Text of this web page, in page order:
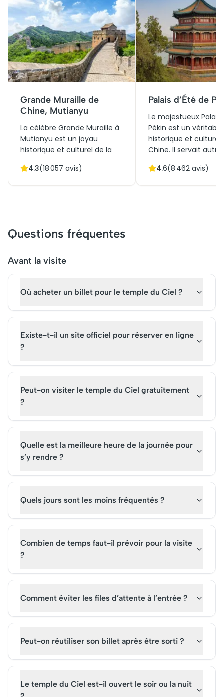
Grande Muraille de
Chine, Mutianyu
La célèbre Grande Muraille à
Mutianyu est un joyau
historique et culturel de la
architecture
invasions, elle est aujourd'hui
une attraction touristique
peuvent acheter des billets
remparts sinueux,
ancestrale. Une visite à
immersion fascinante dans
l'histoire millénaire de la
4.3(18 057 avis)
Palais d’Été de
Le majestueux Palais
Pékin est un
historique et culturel
Chine. Il servait
lieu de détente pour
est conseillée au
4.6(8 462 avis)
Questions fréquentes
Avant la visite
Où acheter un billet pour le temple du Ciel ?
Existe-t-il un site officiel pour réserver en ligne
?
Peut-on visiter le temple du Ciel gratuitement
?
Quelle est la meilleure heure de la journée pour
s’y rendre ?
Quels jours sont les moins fréquentés ?
Combien de temps faut-il prévoir pour la visite
?
Comment éviter les files d’attente à l’entrée ?
Peut-on réutiliser son billet après être sorti ?
Le temple du Ciel est-il ouvert le soir ou la nuit